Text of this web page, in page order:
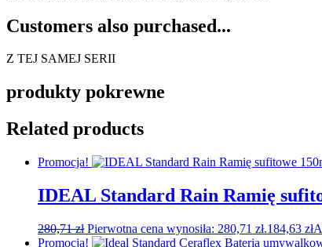
Customers also purchased...
Z TEJ SAMEJ SERII
produkty pokrewne
Related products
Promocja!
IDEAL Standard Rain Ramię
280,71zł Pierwotna cena wynosiła: 280,71 zł.184,63 zł
Promocja!